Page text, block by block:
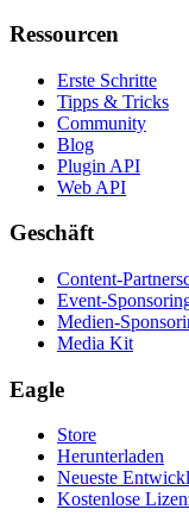
Ressourcen
Erste Schritte
Tipps & Tricks
Community
Blog
Plugin API
Web API
Geschäft
Content-
Event-
Medien-
Media Kit
Eagle
Store
Herunterladen
Neueste
Kostenlose